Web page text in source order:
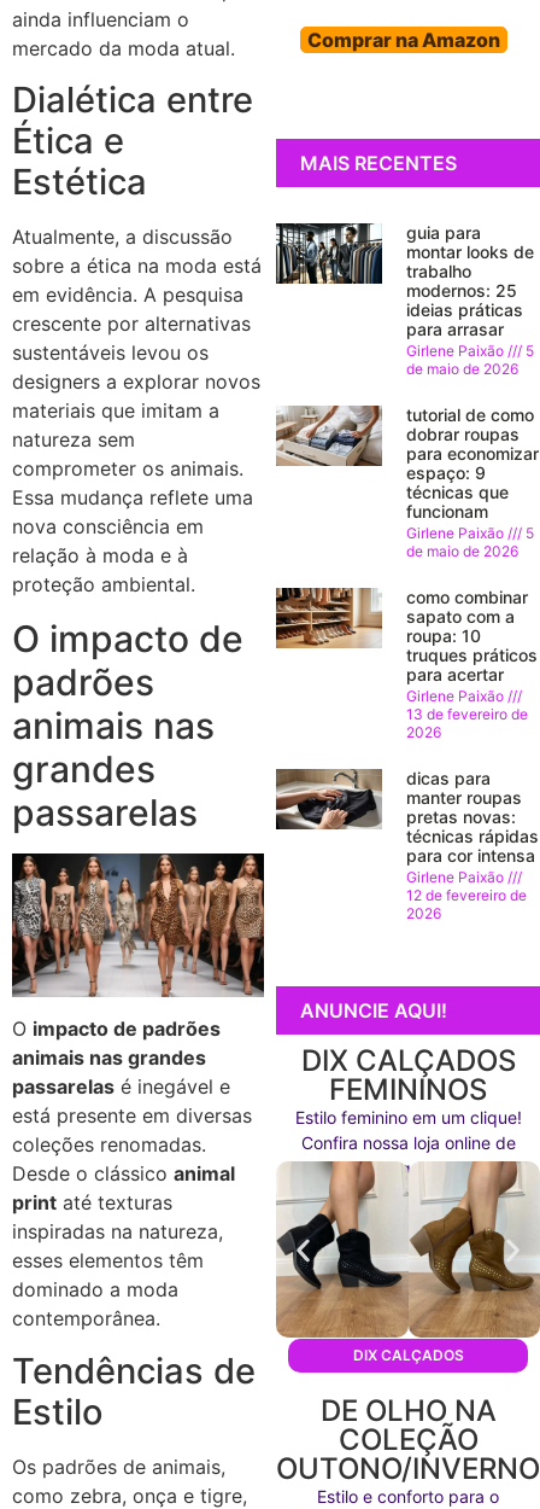
ainda influenciam o
mercado da moda atual.
Dialética entre
Ética e
Estética
Atualmente, a discussão
sobre a ética na moda está
em evidência. A pesquisa
crescente por alternativas
sustentáveis levou os
designers a explorar novos
materiais que imitam a
natureza sem
comprometer os animais.
Essa mudança reflete uma
nova consciência em
relação à moda e à
proteção ambiental.
O impacto de
padrões
animais nas
grandes
passarelas
O impacto de padrões
animais nas grandes
passarelas é inegável e
está presente em diversas
coleções renomadas.
Desde o clássico animal
print até texturas
inspiradas na natureza,
esses elementos têm
dominado a moda
contemporânea.
Tendências de
Estilo
Os padrões de animais,
como zebra, onça e tigre,
Comprar na Amazon
MAIS RECENTES
guia para
montar looks de
trabalho
modernos: 25
ideias práticas
para arrasar
Girlene Paixão
5
de maio de 2026
tutorial de como
dobrar roupas
para economizar
espaço: 9
técnicas que
funcionam
Girlene Paixão
5
de maio de 2026
como combinar
sapato com a
roupa: 10
truques práticos
para acertar
Girlene Paixão
13 de fevereiro de
2026
dicas para
manter roupas
pretas novas:
técnicas rápidas
para cor intensa
Girlene Paixão
12 de fevereiro de
2026
ANUNCIE AQUI!
DIX CALÇADOS
FEMININOS
Estilo feminino em um clique!
Confira nossa loja online de
calçados agora mesmo!
DIX CALÇADOS
DE OLHO NA
COLEÇÃO
OUTONO/INVERNO
Estilo e conforto para o